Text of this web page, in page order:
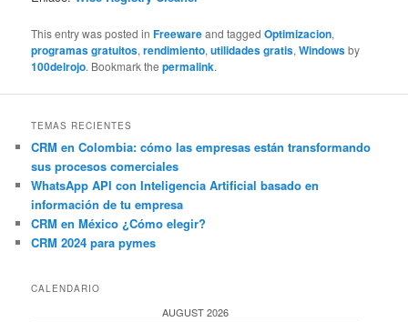
This entry was posted inFreewareand taggedOptimizacion,
programas gratuitos,rendimiento,utilidades gratis,Windowsby
100delrojo. Bookmark thepermalink.
TEMAS RECIENTES
CRM en Colombia: cómo las empresas están transformando
sus procesos comerciales
WhatsApp API con Inteligencia Artificial basado en
información de tu empresa
CRM en México ¿Cómo elegir?
CRM 2024 para pymes
CALENDARIO
AUGUST 2026